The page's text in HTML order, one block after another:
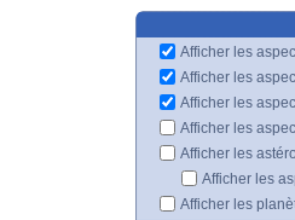
Afficher les
Afficher les
Afficher les
Afficher les
Afficher les
Afficher les
Afficher les